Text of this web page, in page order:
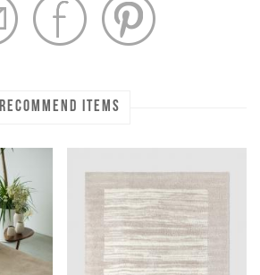
RECOMMEND ITEMS